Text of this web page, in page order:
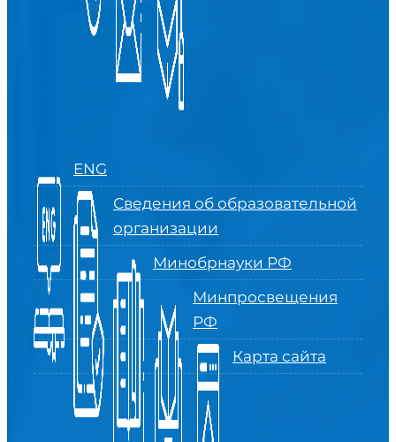
ENG
Сведения об образовательной
организации
Минобрнауки РФ
Минпросвещения
РФ
Карта сайта